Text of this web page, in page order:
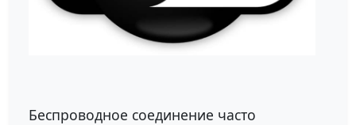
Беспроводное соединение часто